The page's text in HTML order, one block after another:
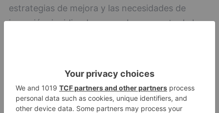
estrategias de mejora y las necesidades de
inversión, incidiendo en que buena parte de la
avanzó a los miembros de la institución cameral
su intención de iniciar una ronda de visitas por
las provincias con el objeto de continuar